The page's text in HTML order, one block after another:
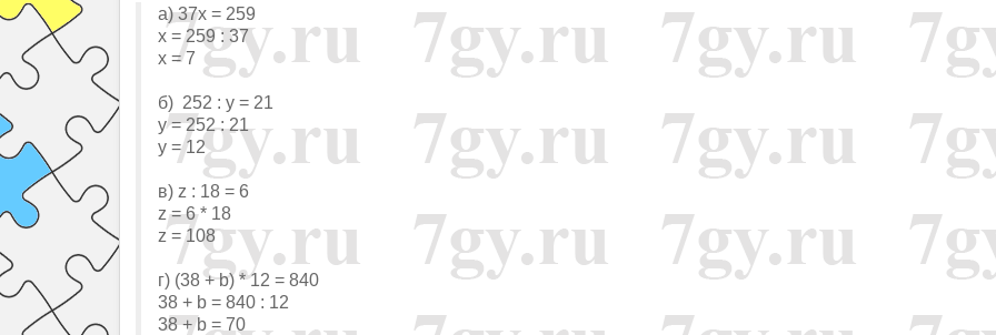
a) 37x = 259
x = 259 : 37
х = 7
б) 252 : у = 21
у = 252 : 21
у = 12
в) z : 18 = 6
z = 6 * 18
z = 108
г) (38 + b) * 12 = 840
38 + b = 840 : 12
38 + b = 70